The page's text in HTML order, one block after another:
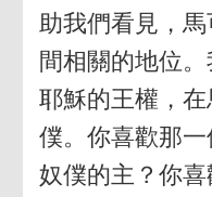
助我們看見，
間相關的地位
耶穌的王權，
僕。你喜歡那
奴僕的主？你